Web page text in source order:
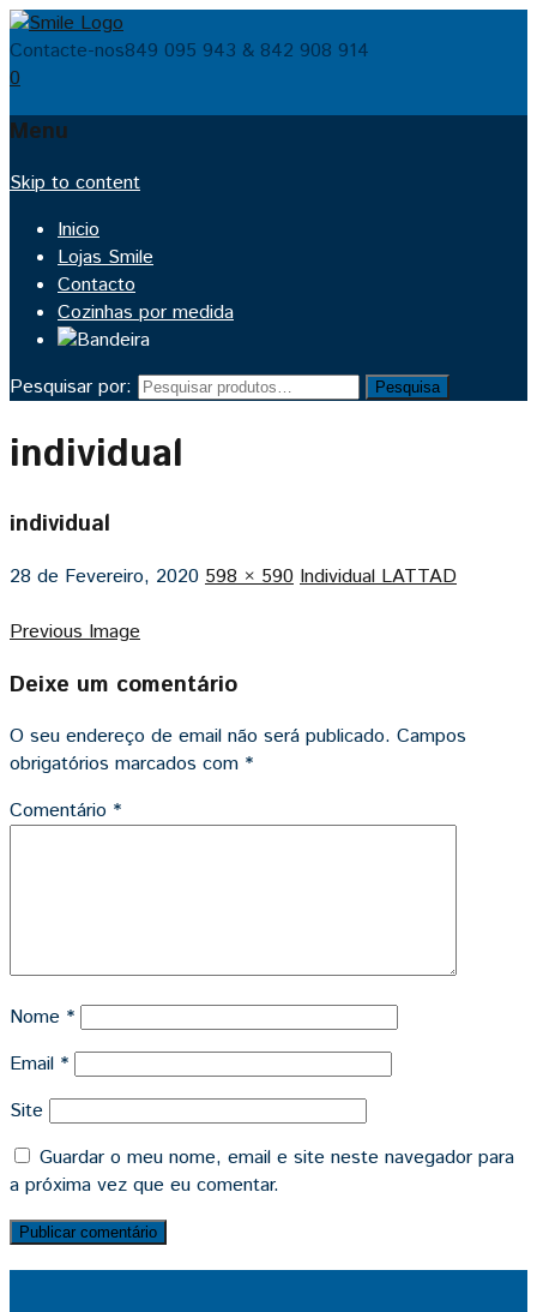
Contacte-nos849 095 943 & 842 908 914
0
Menu
Skip to content
Inicio
Lojas Smile
Contacto
Cozinhas por medida
Pesquisar por: Pesquisa
individual
individual
28 de Fevereiro, 2020 598 × 590 Individual LATTAD
Previous Image
Deixe um comentário
O seu endereço de email não será publicado. Campos
obrigatórios marcados com *
Comentário *
Nome *
Email *
Site
Guardar o meu nome, email e site neste navegador para
a próxima vez que eu comentar.